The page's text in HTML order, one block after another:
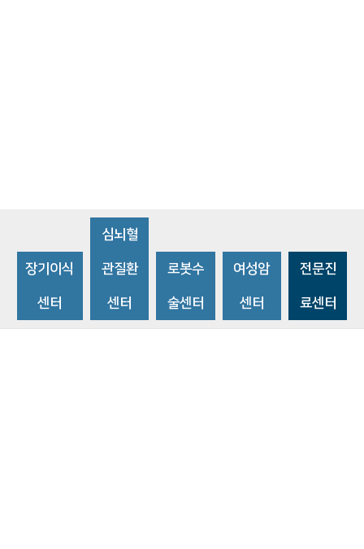
장기이식
센터
심뇌혈
관질환
센터
로봇수
술센터
여성암
센터
전문진
료센터